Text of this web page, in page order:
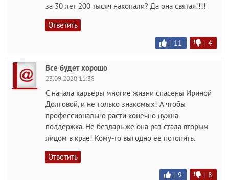
за 30 лет 200 тысяч накопали? Да она святая!!!!
Ответить
| 11 | 4
Все будет хорошо
23.09.2020 11:38
С начала карьеры многие жизни спасены Ириной
Долговой, и не только знакомых! А чтобы
профессионально расти конечно нужна
поддержка. Не бездарь же она раз стала вторым
лицом в крае! Кому-то выгодно ее потопить.
Ответить
| 9 | 8